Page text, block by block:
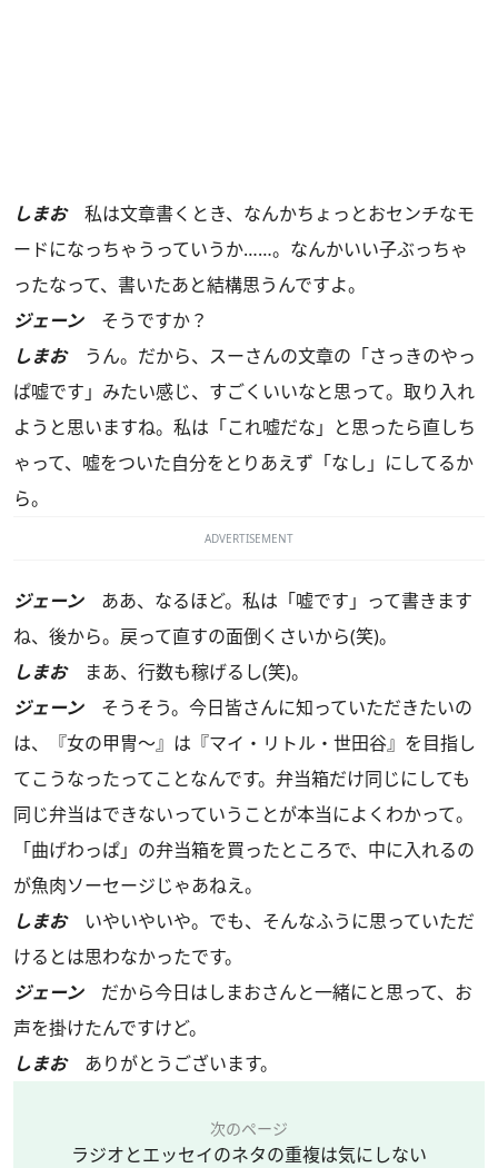
しまお私は文章書くとき、なんかちょっとおセンチなモ
ードになっちゃうっていうか……。なんかいい子ぶっちゃ
ったなって、書いたあと結構思うんですよ。
ジェーンそうですか？
しまおうん。だから、スーさんの文章の「さっきのやっ
ぱ嘘です」みたい感じ、すごくいいなと思って。取り入れ
ようと思いますね。私は「これ嘘だな」と思ったら直しち
ゃって、嘘をついた自分をとりあえず「なし」にしてるか
ら。
ADVERTISEMENT
ジェーンああ、なるほど。私は「嘘です」って書きます
ね、後から。戻って直すの面倒くさいから(笑)。
しまおまあ、行数も稼げるし(笑)。
ジェーンそうそう。今日皆さんに知っていただきたいの
は、『女の甲冑～』は『マイ・リトル・世田谷』を目指し
てこうなったってことなんです。弁当箱だけ同じにしても
同じ弁当はできないっていうことが本当によくわかって。
「曲げわっぱ」の弁当箱を買ったところで、中に入れるの
が魚肉ソーセージじゃあねえ。
しまおいやいやいや。でも、そんなふうに思っていただ
けるとは思わなかったです。
ジェーンだから今日はしまおさんと一緒にと思って、お
声を掛けたんですけど。
しまおありがとうございます。
次のページ
ラジオとエッセイのネタの重複は気にしない